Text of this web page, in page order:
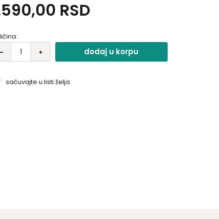
lagan i izdržljiv..
RSD
dodaj u korpu
sačuvajte u listi želja